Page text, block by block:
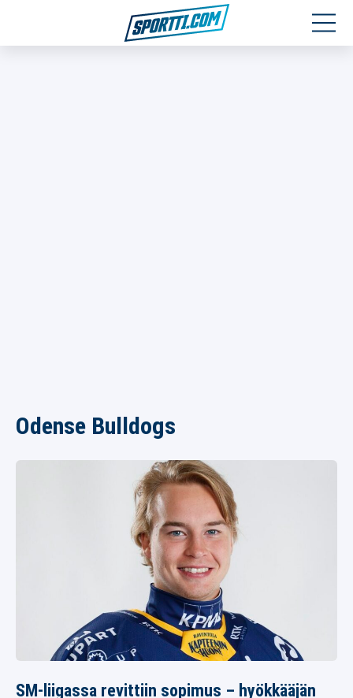
Odense Bulldogs
SM-liigassa revittiin sopimus – hyökkääjän